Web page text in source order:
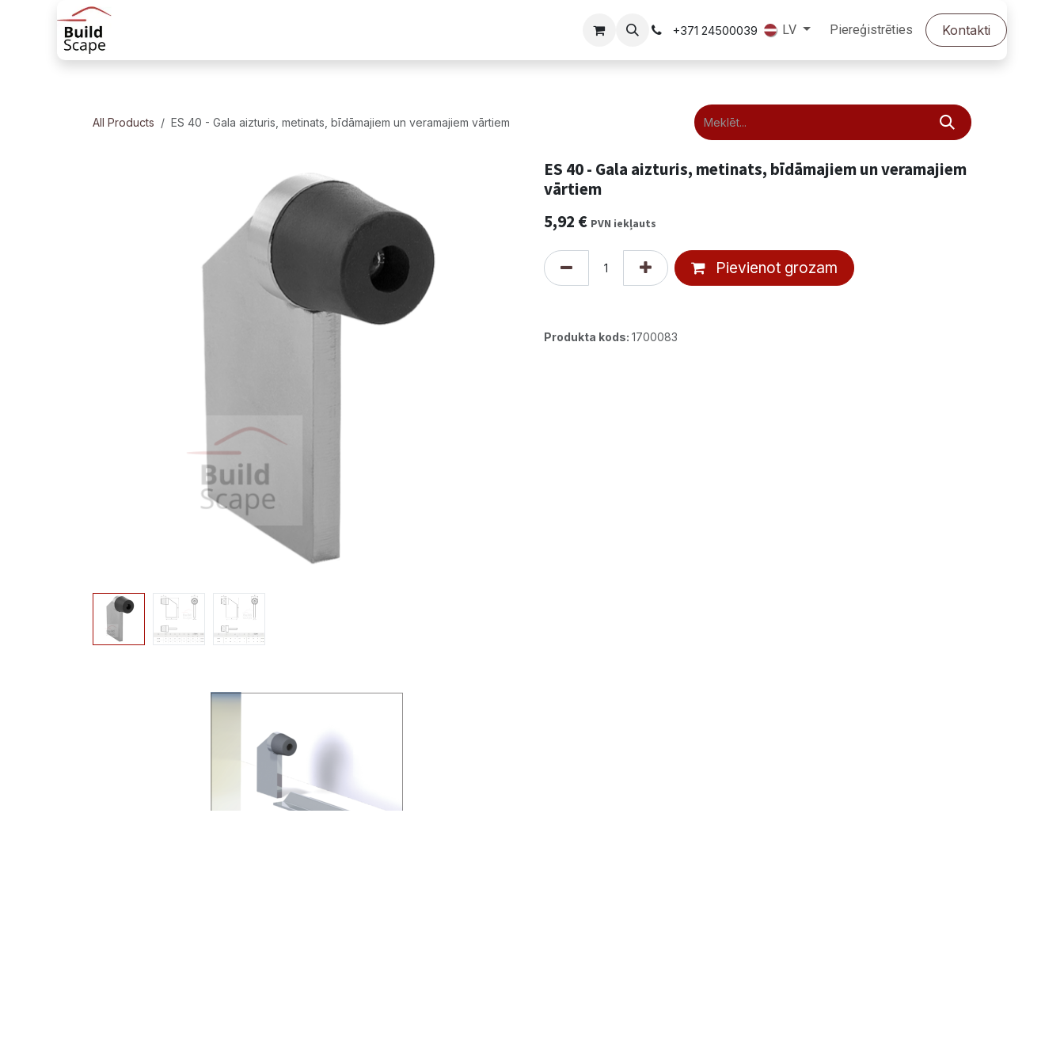
Skip to Content
+371 24500039 LV Piereģistrēties Kontakti
All Products ES 40 - Gala aizturis, metinats, bīdāmajiem un veramajiem vārtiem
ES 40 - Gala aizturis, metinats, bīdāmajiem un veramajiem
vārtiem
5,92 € PVN iekļauts
Pievienot grozam
Produkta kods: 1700083